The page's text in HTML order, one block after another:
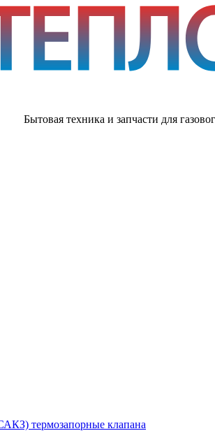
Бытовая техника и запчасти для
термозапорные клапана